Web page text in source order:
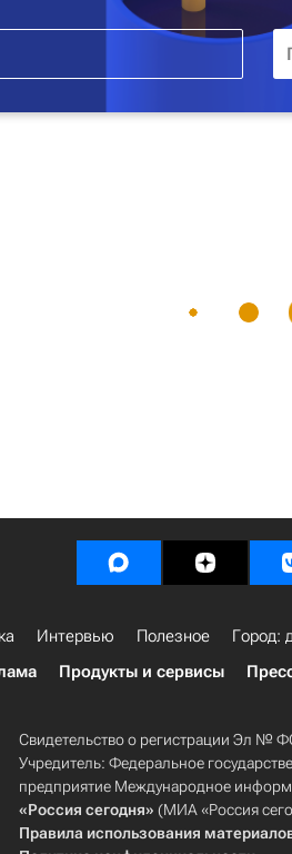
Интервью Полезное Город:
Продукты и сервисы
Свидетельство о регистрации Эл №
Учредитель: Федеральное
предприятие Международное
«Россия сегодня» (МИА «Россия
Правила использования